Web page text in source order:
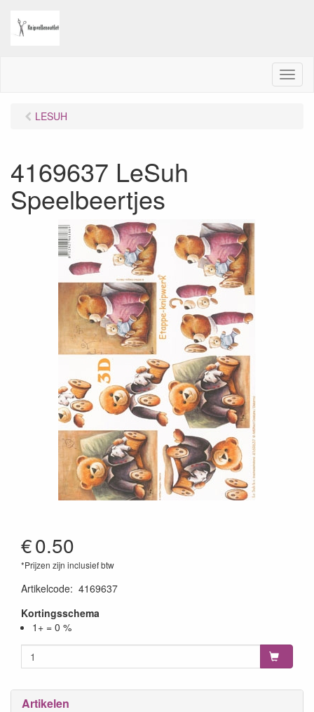
M
e
LESUH
4169637 LeSuh
Speelbeertjes
€0.50
*Prijzen zijn inclusief btw
Artikelcode: 4169637
Kortingsschema
1+ = 0 %
Artikelen